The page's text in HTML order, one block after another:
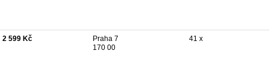
2 599 Kč
Praha 7
170 00
41 x